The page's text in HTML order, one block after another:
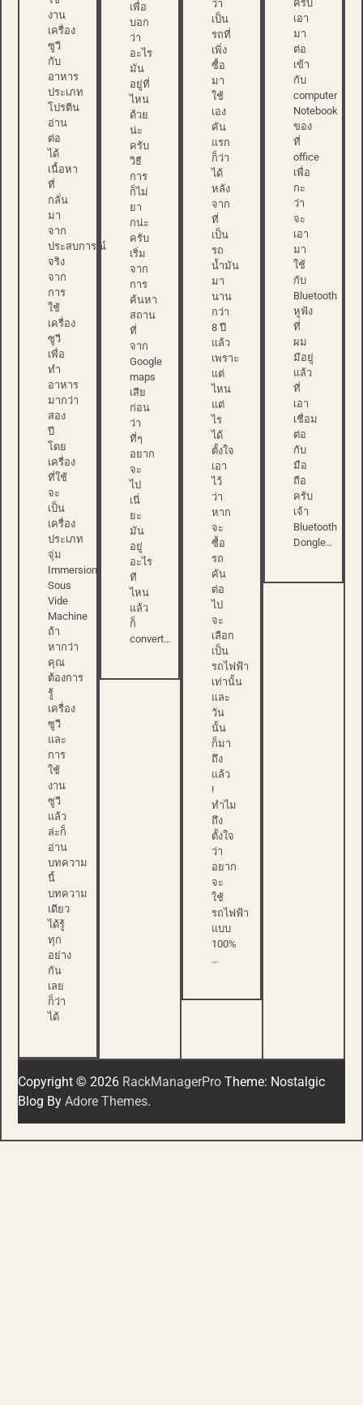
งาน
เครื่อง
ซูวี
กับ
อาหาร
ประเภท
โปรตีน
อ่าน
ต่อ
ได้
เนื้อหา
ที่
กลั่น
มา
จาก
ประสบการณ์
จริง
จาก
การ
ใช้
เครื่อง
ซูวี
เพื่อ
ทำ
อาหาร
มากว่า
สอง
ปี
โดย
เครื่อง
ที่ใช้
จะ
เป็น
เครื่อง
ประเภท
จุ่ม
Immersion
Sous
Vide
Machine
ถ้า
หากว่า
คุณ
ต้องการ
รู้
เครื่อง
ซูวี
และ
การ
ใช้
งาน
ซูวี
แล้ว
ล่ะก็
อ่าน
บทความ
นี้
บทความ
เดียว
ได้รู้
ทุก
อย่าง
กัน
เลย
ก็ว่า
ได้
เพื่อ
บอก
ว่า
อะไร
มัน
อยู่ที่
ไหน
ด้วย
น่ะ
ครับ
วิธี
การ
ก็ไม่
ยา
กน่ะ
ครับ
เริ่ม
จาก
การ
ค้นหา
สถาน
ที่
จาก
Google
maps
เสีย
ก่อน
ว่า
ที่ๆ
อยาก
จะ
ไป
เนี่
ยะ
มัน
อยู่
อะไร
ที
ไหน
แล้ว
ก็
convert…
ว่า
เป็น
รถที่
เพิ่ง
ซื้อ
มา
ใช้
เอง
คัน
แรก
ก็ว่า
ได้
หลัง
จาก
ที่
เป็น
รถ
น้ำมัน
มา
นาน
กว่า
8 ปี
แล้ว
เพราะ
แต่
ไหน
แต่
ไร
ได้
ตั้งใจ
เอา
ไว้
ว่า
หาก
จะ
ซื้อ
รถ
คัน
ต่อ
ไป
จะ
เลือก
เป็น
รถไฟฟ้า
เท่านั้น
และ
วัน
นั้น
ก็มา
ถึง
แล้ว
!
ทำไม
ถึง
ตั้งใจ
ว่า
อยาก
จะ
ใช้
รถไฟฟ้า
แบบ
100%
…
ครับ
เอา
มา
ต่อ
เข้า
กับ
computer
Notebook
ของ
ที่
office
เพื่อ
กะ
ว่า
จะ
เอา
มา
ใช้
กับ
Bluetooth
หูฟัง
ที่
ผม
มีอยู่
แล้ว
ที่
เอา
เชื่อม
ต่อ
กับ
มือ
ถือ
ครับ
เจ้า
Bluetooth
Dongle…
Copyright © 2026 RackManagerPro Theme: Nostalgic
Blog By Adore Themes.